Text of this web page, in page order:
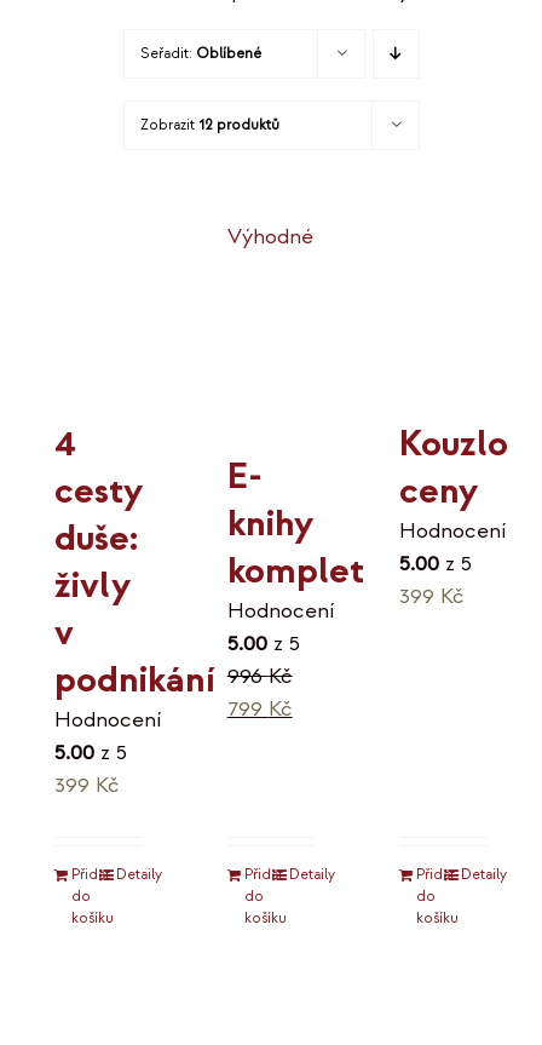
Seřadit: Oblíbené
Zobrazit 12 produktů
4
cesty
duše:
živly
v
podnikání
Hodnocení
5.00 z 5
399 Kč
Přidat
do
košíku
Detaily
Výhodné
E-
knihy
komplet
Hodnocení
5.00z 5
996Kč
Původní
799 KčAktuální
Přidat
do
košíku
Detaily
Kouzlo
ceny
Hodnocení
5.00 z 5
399 Kč
Přidat
do
košíku
Detaily